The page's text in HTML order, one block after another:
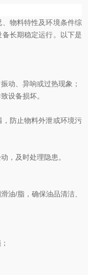
物料特性及环境条件综
长期稳定运行。以下是
动、异响或过热现象；
设备损坏。
防止物料外泄或环境污
，及时处理隐患。
油/脂，确保油品清洁、